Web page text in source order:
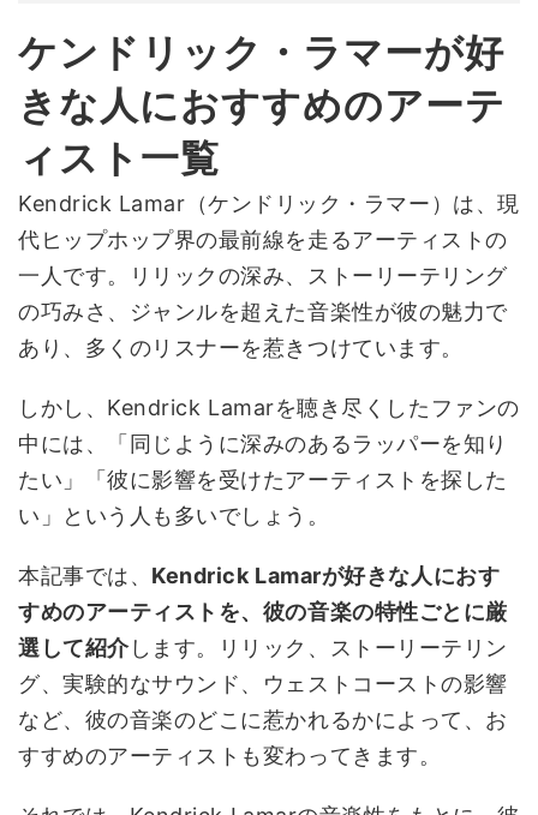
ケンドリック・ラマーが好
きな人におすすめのアーテ
ィスト一覧
Kendrick Lamar（ケンドリック・ラマー）は、現
代ヒップホップ界の最前線を走るアーティストの
一人です。リリックの深み、ストーリーテリング
の巧みさ、ジャンルを超えた音楽性が彼の魅力で
あり、多くのリスナーを惹きつけています。
しかし、Kendrick Lamarを聴き尽くしたファンの
中には、「同じように深みのあるラッパーを知り
たい」「彼に影響を受けたアーティストを探した
い」という人も多いでしょう。
本記事では、 Kendrick Lamarが好きな人におす
すめのアーティストを、彼の音楽の特性ごとに厳
選して紹介します。リリック、ストーリーテリン
グ、実験的なサウンド、ウェストコーストの影響
など、彼の音楽のどこに惹かれるかによって、お
すすめのアーティストも変わってきます。